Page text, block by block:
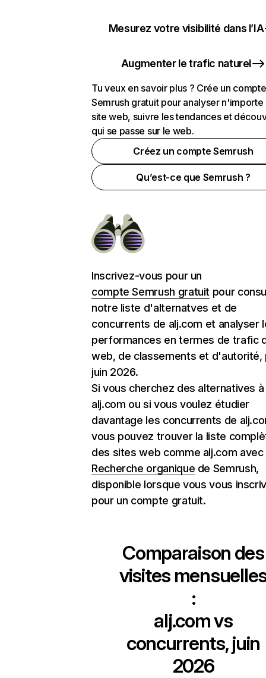
Mesurez votre visibilité dans l’IA
Augmenter le trafic naturel
Tu veux en savoir plus ? Crée un compte
Semrush gratuit pour analyser n'importe
site web, suivre les tendances et
qui se passe sur le web.
Créez un compte Semrush
Qu’est-ce que Semrush ?
Inscrivez-vous pour un
compte Semrush gratuit pour
notre liste d'alternatves et de
concurrents de alj.com et analyser
performances en termes de trafic
web, de classements et d'autorité,
juin 2026.
Si vous cherchez des alternatives à
alj.com ou si vous voulez étudier
davantage les concurrents de
vous pouvez trouver la liste
des sites web comme alj.com
Recherche organique de Semrush,
disponible lorsque vous vous
pour un compte gratuit.
Comparaison des
visites
:
alj.comvs
concurrents, juin
2026